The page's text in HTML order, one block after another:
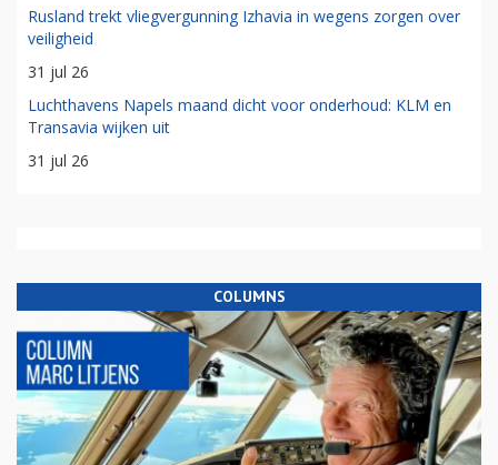
Rusland trekt vliegvergunning Izhavia in wegens zorgen over
veiligheid
31 jul 26
Luchthavens Napels maand dicht voor onderhoud: KLM en
Transavia wijken uit
31 jul 26
COLUMNS